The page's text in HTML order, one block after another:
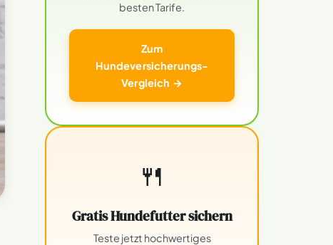
besten Tarife.
Zum
Hundeversicherungs-
Vergleich →
🍴
Gratis Hundefutter sichern
Teste jetzt hochwertiges